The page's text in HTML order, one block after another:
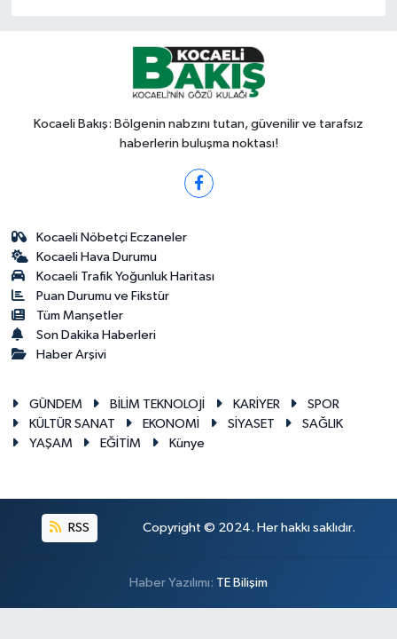
Kocaeli Bakış: Bölgenin nabzını tutan, güvenilir ve tarafsız
haberlerin buluşma noktası!
Kocaeli Nöbetçi Eczaneler
Kocaeli Hava Durumu
Kocaeli Trafik Yoğunluk Haritası
Puan Durumu ve Fikstür
Tüm Manşetler
Son Dakika Haberleri
Haber Arşivi
GÜNDEM BİLİM TEKNOLOJİ KARİYER
SPOR
KÜLTÜR SANAT
EKONOMİ SİYASET
SAĞLIK
YAŞAM
EĞİTİM Künye
RSS Copyright © 2024. Her hakkı saklıdır.
Haber Yazılımı: TE Bilişim